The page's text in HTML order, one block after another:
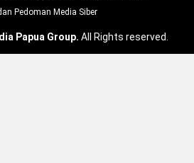
Pedoman Media Siber
Papua Group. All Rights reserved.